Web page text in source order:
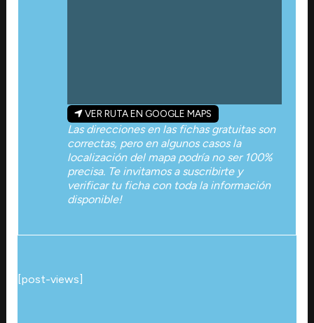
VER RUTA EN GOOGLE MAPS
Las direcciones en las fichas gratuitas son
correctas, pero en algunos casos la
localización del mapa podría no ser 100%
precisa. Te invitamos a suscribirte y
verificar tu ficha con toda la información
disponible!
[post-views]